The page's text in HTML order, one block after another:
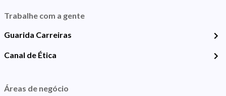
Trabalhe com a gente
Guarida Carreiras
Canal de Ética
Áreas de negócio